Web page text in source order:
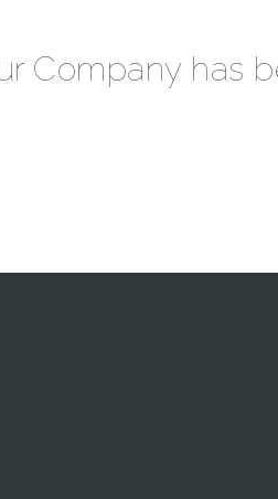
Company has